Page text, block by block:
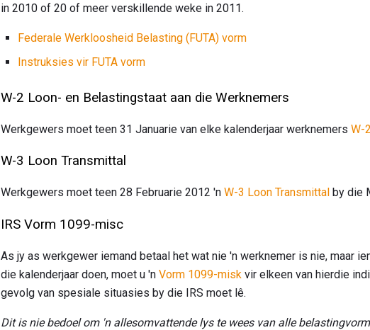
in 2010 of 20 of meer verskillende weke in 2011.
Federale Werkloosheid Belasting (FUTA) vorm
Instruksies vir FUTA vorm
W-2 Loon- en Belastingstaat aan die Werknemers
Werkgewers moet teen 31 Januarie van elke kalenderjaar werknemers W-
W-3 Loon Transmittal
Werkgewers moet teen 28 Februarie 2012 'n W-3 Loon Transmittal by die
IRS Vorm 1099-misc
As jy as werkgewer iemand betaal het wat nie 'n werknemer is nie, maar
die kalenderjaar doen, moet u 'n Vorm 1099-misk vir elkeen van hierdie
gevolg van spesiale situasies by die IRS moet lê.
Dit is nie bedoel om 'n allesomvattende lys te wees van alle